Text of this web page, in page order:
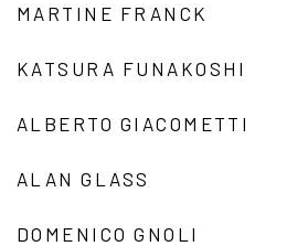
MARTINE FRANCK
KATSURA FUNAKOSHI
ALBERTO GIACOMETTI
ALAN GLASS
DOMENICO GNOLI